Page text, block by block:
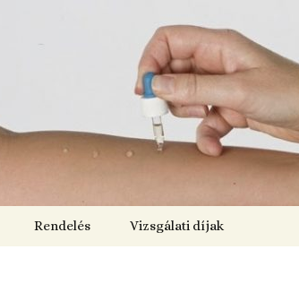
Rendelés Vizsgálati díjak